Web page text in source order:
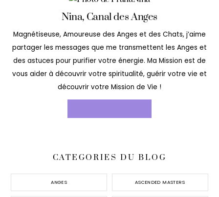
Nina, Canal des Anges
Magnétiseuse, Amoureuse des Anges et des Chats, j’aime
partager les messages que me transmettent les Anges et
des astuces pour purifier votre énergie. Ma Mission est de
vous aider à découvrir votre spiritualité, guérir votre vie et
découvrir votre Mission de Vie !
CATEGORIES DU BLOG
ANGES ASCENDED MASTERS